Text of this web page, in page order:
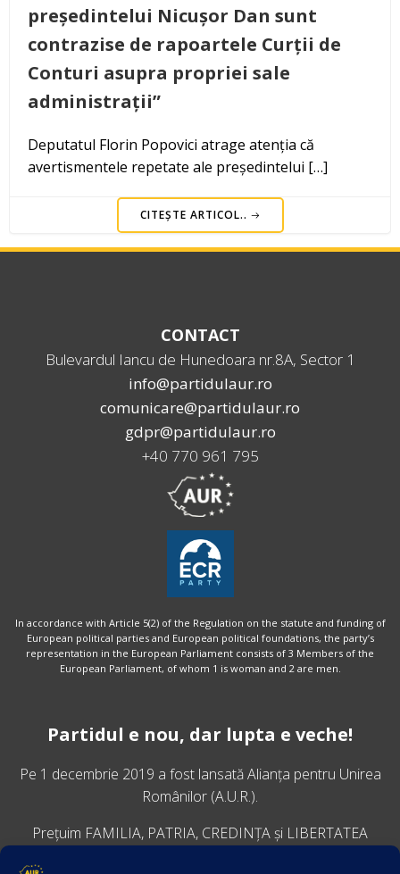
președintelui Nicușor Dan sunt
contrazise de rapoartele Curții de
Conturi asupra propriei sale
administrații”
Deputatul Florin Popovici atrage atenția că
avertismentele repetate ale președintelui […]
CITEȘTE ARTICOL..
CONTACT
Bulevardul Iancu de Hunedoara nr.8A, Sector 1
info@partidulaur.ro
comunicare@partidulaur.ro
gdpr@partidulaur.ro
+40 770 961 795
In accordance with Article 5(2) of the Regulation on the statute and funding of
European political parties and European political foundations, the party’s
representation in the European Parliament consists of 3 Members of the
European Parliament, of whom 1 is woman and 2 are men.
Partidul e nou, dar lupta e veche!
Pe 1 decembrie 2019 a fost lansatăAlianța pentru Unirea
Românilor (A.U.R.).
Prețuim FAMILIA, PATRIA, CREDINȚA și LIBERTATEA